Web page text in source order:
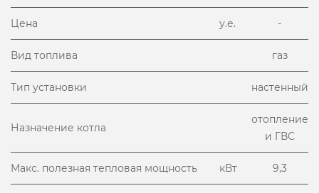
Цена у.е. -
Вид топлива газ
Тип установки настенный
Назначение котла
отопление
и ГВС
Макс. полезная тепловая мощность кВт 9,3